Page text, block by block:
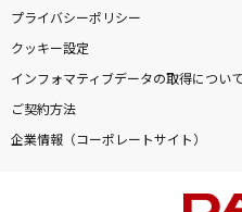
プライバシーポリシー
クッキー設定
インフォマティブデータの取得について
ご契約方法
企業情報（コーポレートサイト）